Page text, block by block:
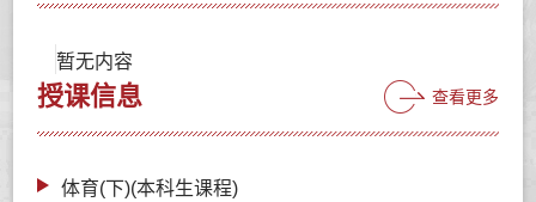
暂无内容
授课信息 查看更多
体育(下)(本科生课程)